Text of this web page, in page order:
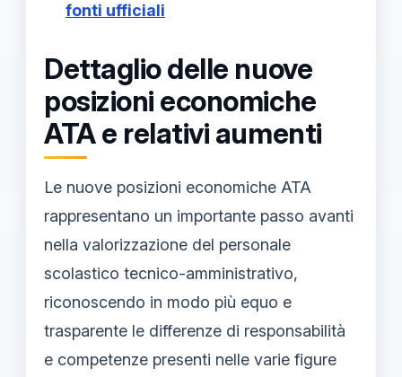
fonti ufficiali
Dettaglio delle nuove
posizioni economiche
ATA e relativi aumenti
Le nuove posizioni economiche ATA
rappresentano un importante passo avanti
nella valorizzazione del personale
scolastico tecnico-amministrativo,
riconoscendo in modo più equo e
trasparente le differenze di responsabilità
e competenze presenti nelle varie figure